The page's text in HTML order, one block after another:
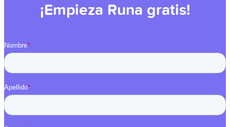
¡Empieza Runa gratis!